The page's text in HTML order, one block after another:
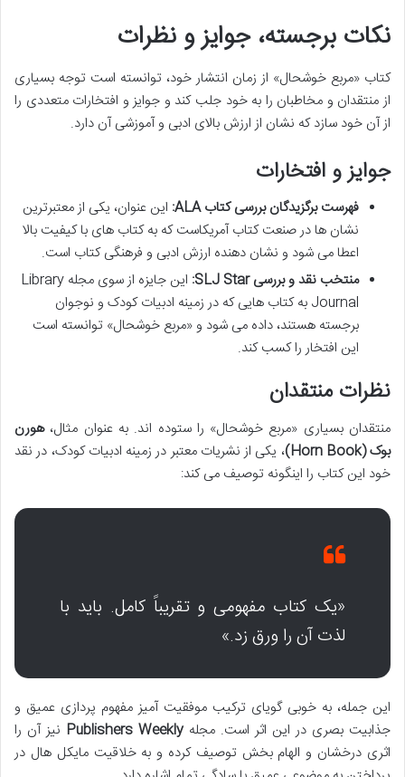
نکات برجسته، جوایز و نظرات
کتاب «مربع خوشحال» از زمان انتشار خود، توانسته است توجه بسیاری
از منتقدان و مخاطبان را به خود جلب کند و جوایز و افتخارات متعددی را
از آن خود سازد که نشان از ارزش بالای ادبی و آموزشی آن دارد.
جوایز و افتخارات
فهرست برگزیدگان بررسی کتاب ALA:
این عنوان، یکی از معتبرترین
نشان ها در صنعت کتاب آمریکاست که به کتاب های با کیفیت بالا
اعطا می شود و نشان دهنده ارزش ادبی و فرهنگی کتاب است.
منتخب نقد و بررسی SLJ Star:
این جایزه از سوی مجله Library
Journal به کتاب هایی که در زمینه ادبیات کودک و نوجوان
برجسته هستند، داده می شود و «مربع خوشحال» توانسته است
این افتخار را کسب کند.
نظرات منتقدان
منتقدان بسیاری «مربع خوشحال» را ستوده اند. به عنوان مثال،هورن
بوک (Horn Book)
، یکی از نشریات معتبر در زمینه ادبیات کودک، در نقد
خود این کتاب را اینگونه توصیف می کند:
«یک کتاب مفهومی و تقریباً کامل. باید با
لذت آن را ورق زد.»
این جمله، به خوبی گویای ترکیب موفقیت آمیز مفهوم پردازی عمیق و
جذابیت بصری در این اثر است. مجلهPublishers Weekly نیز آن را
اثری درخشان و الهام بخش توصیف کرده و به خلاقیت مایکل هال در